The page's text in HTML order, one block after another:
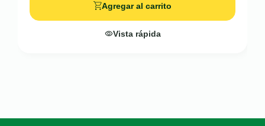
Agregar al carrito
Vista rápida